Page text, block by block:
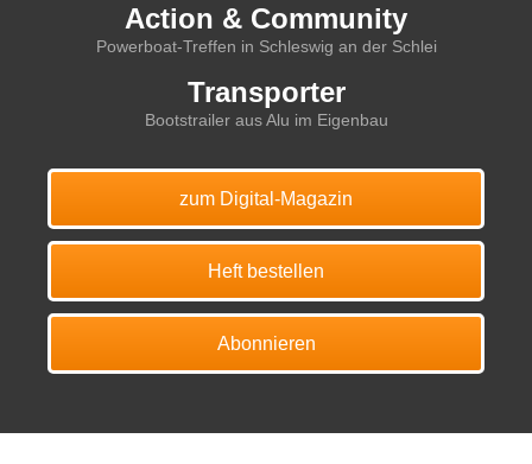
Action & Community
Powerboat-Treffen in Schleswig an der Schlei
Transporter
Bootstrailer aus Alu im Eigenbau
zum Digital-Magazin
Heft bestellen
Abonnieren